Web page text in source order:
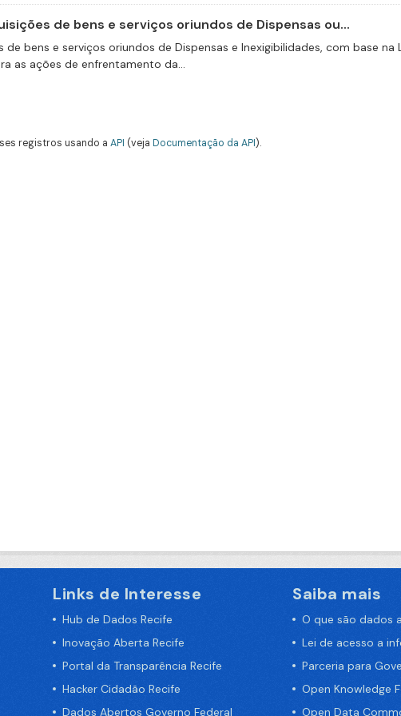
de bens e serviços oriundos de Dispensas ou...
bens e serviços oriundos de Dispensas e Inexigibilidades, com base na
as ações de enfrentamento da...
registros usando a API (veja Documentação da API).
Links de Interesse
Hub de Dados Recife
Inovação Aberta Recife
Portal da Transparência Recife
Hacker Cidadão Recife
Dados Abertos Governo Federal
Saiba mais
O que são dados
Lei de acesso a
Parceria para
Open Knowledge
Open Data